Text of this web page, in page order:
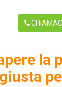
CHIAMACI
la
giusta